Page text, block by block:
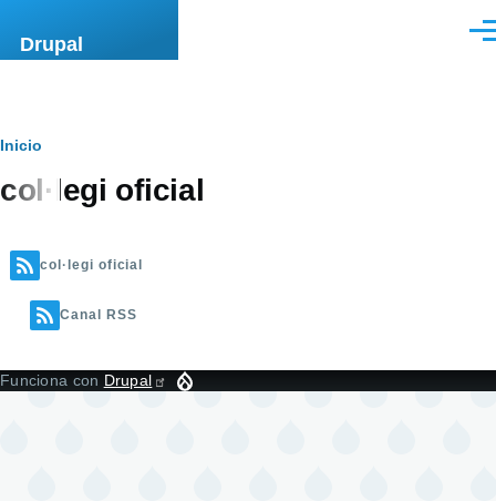
Drupal
Ruta
de
Inicio
col·legi oficial
col·legi oficial
Canal RSS
Funciona con Drupal